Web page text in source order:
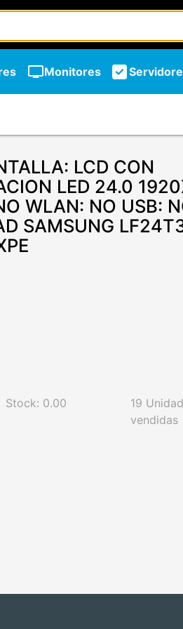
tvMonitores
LCD CON
LED 24.0
WLAN: NO USB:
SAMSUNG
Stock: 0.00
19
vendidas